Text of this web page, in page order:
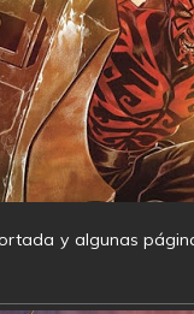
y algunas